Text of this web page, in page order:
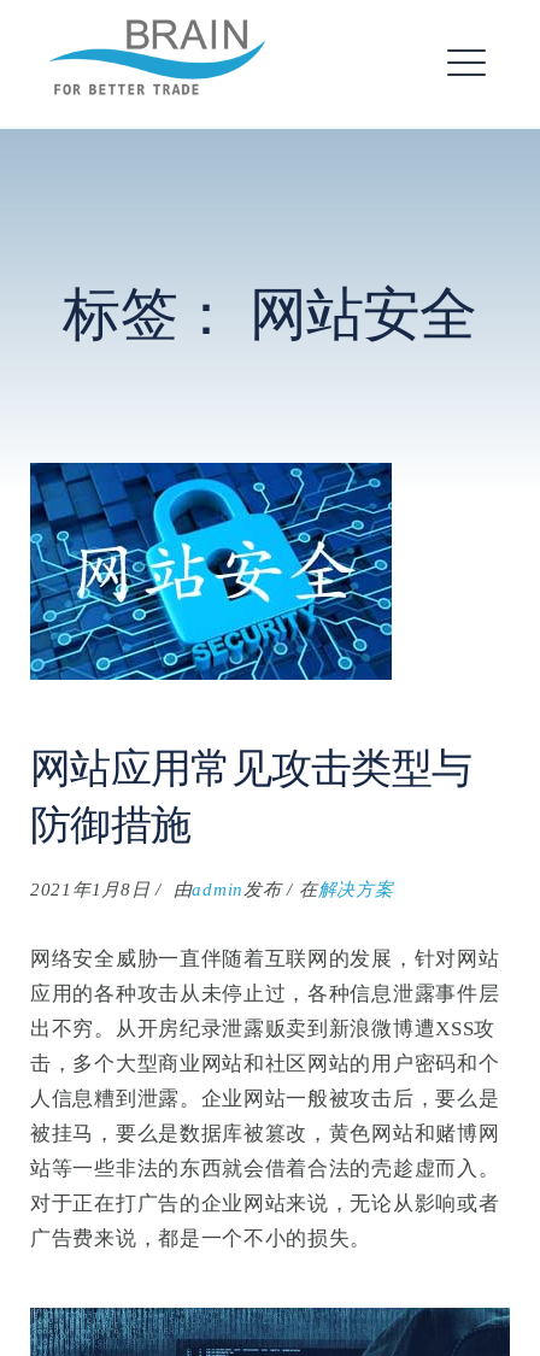
布瑞恩 – 企业建站
EXPAND
搜
索：
标签： 网站安全
网站应用常见攻击类型与
防御措施
2021年1月8日 由admin发布 在解决方案
网络安全威胁一直伴随着互联网的发展，针对网站
应用的各种攻击从未停止过，各种信息泄露事件层
出不穷。从开房纪录泄露贩卖到新浪微博遭XSS攻
击，多个大型商业网站和社区网站的用户密码和个
人信息糟到泄露。企业网站一般被攻击后，要么是
被挂马，要么是数据库被篡改，黄色网站和赌博网
站等一些非法的东西就会借着合法的壳趁虚而入。
对于正在打广告的企业网站来说，无论从影响或者
广告费来说，都是一个不小的损失。